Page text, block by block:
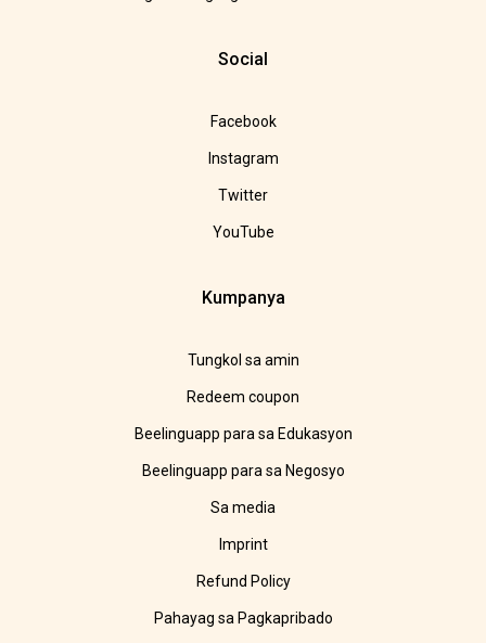
Social
Facebook
Instagram
Twitter
YouTube
Kumpanya
Tungkol sa amin
Redeem coupon
Beelinguapp para sa Edukasyon
Beelinguapp para sa Negosyo
Sa media
Imprint
Refund Policy
Pahayag sa Pagkapribado